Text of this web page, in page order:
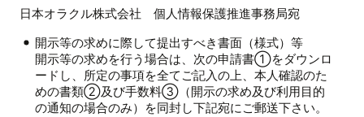
日本オラクル株式会社 個人情報保護推進事務局宛
開示等の求めに際して提出すべき書面（様式）等
開示等の求めを行う場合は、次の申請書①をダウンロ
ードし、所定の事項を全てご記入の上、本人確認のた
めの書類②及び手数料③（開示の求め及び利用目的
の通知の場合のみ）を同封し下記宛にご郵送下さい。